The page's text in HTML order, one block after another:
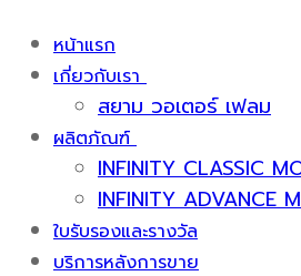
หน้าแรก
เกี่ยวกับเรา
สยาม วอเตอร์ เฟลม
ผลิตภัณฑ์
INFINITY CLASSIC
INFINITY ADVANCE
ใบรับรองและรางวัล
บริการหลังการขาย